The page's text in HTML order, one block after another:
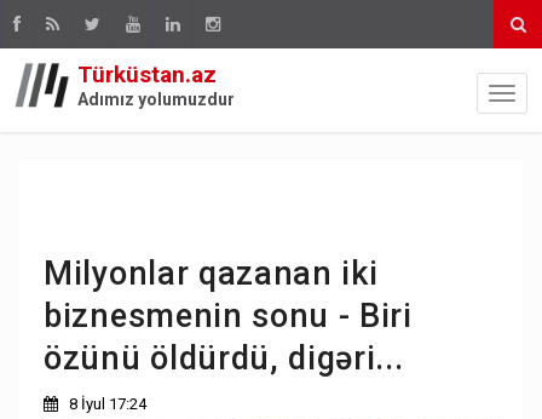
Türküstan.az
Adımız yolumuzdur
Milyonlar qazanan iki
biznesmenin sonu - Biri
özünü öldürdü, digəri...
8 İyul 17:24